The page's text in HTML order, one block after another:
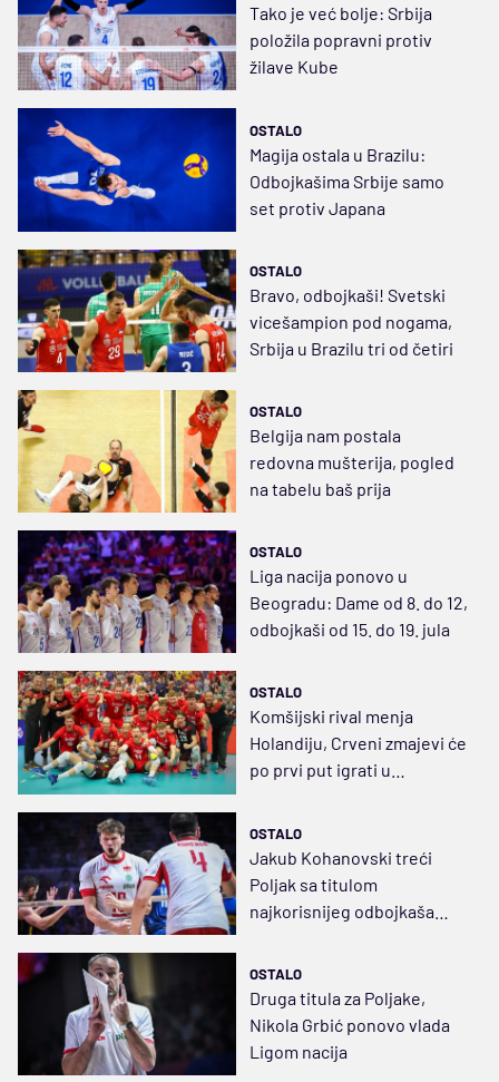
Tako je već bolje: Srbija
položila popravni protiv
žilave Kube
OSTALO
Magija ostala u Brazilu:
Odbojkašima Srbije samo
set protiv Japana
OSTALO
Bravo, odbojkaši! Svetski
vicešampion pod nogama,
Srbija u Brazilu tri od četiri
OSTALO
Belgija nam postala
redovna mušterija, pogled
na tabelu baš prija
OSTALO
Liga nacija ponovo u
Beogradu: Dame od 8. do 12,
odbojkaši od 15. do 19. jula
OSTALO
Komšijski rival menja
Holandiju, Crveni zmajevi će
po prvi put igrati u
OSTALO
Jakub Kohanovski treći
Poljak sa titulom
najkorisnijeg odbojkaša
OSTALO
Druga titula za Poljake,
Nikola Grbić ponovo vlada
Ligom nacija